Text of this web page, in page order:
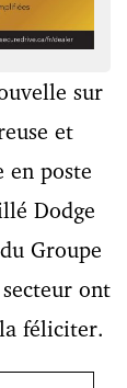
sur
et
en poste
Dodge
Groupe
ont
féliciter.